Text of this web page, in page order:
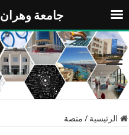
الرئيسية / منصة
جامعة وهران 1 – أحمد بن بلة